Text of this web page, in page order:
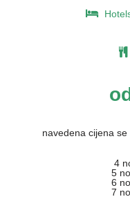
navedena cijena
4
5
6
7